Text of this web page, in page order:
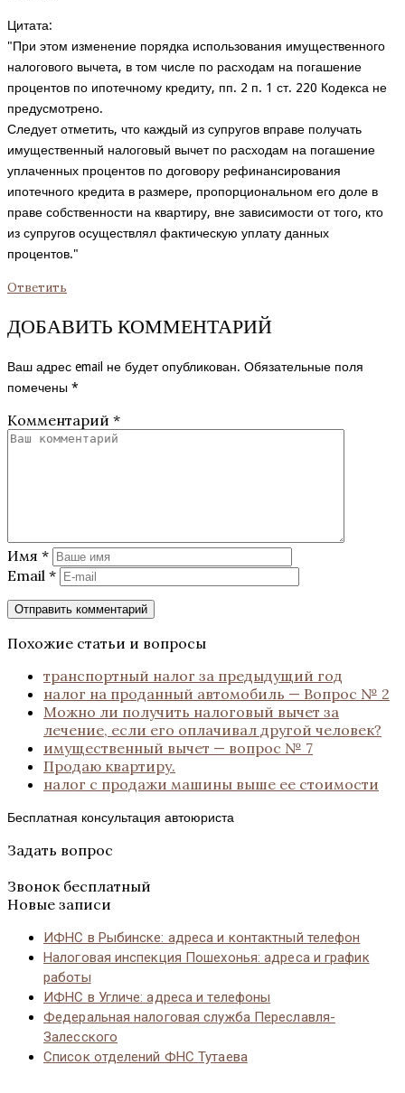
Цитата:
"При этом изменение порядка использования имущественного
налогового вычета, в том числе по расходам на погашение
процентов по ипотечному кредиту, пп. 2 п. 1 ст. 220 Кодекса не
предусмотрено.
Следует отметить, что каждый из супругов вправе получать
имущественный налоговый вычет по расходам на погашение
уплаченных процентов по договору рефинансирования
ипотечного кредита в размере, пропорциональном его доле в
праве собственности на квартиру, вне зависимости от того, кто
из супругов осуществлял фактическую уплату данных
процентов."
Ответить
ДОБАВИТЬ КОММЕНТАРИЙ
Ваш адрес email не будет опубликован. Обязательные поля
помечены *
Комментарий *
Имя *
Email *
Похожие статьи и вопросы
транспортный налог за предыдущий год
налог на проданный автомобиль — Вопрос № 2
Можно ли получить налоговый вычет за
лечение, если его оплачивал другой человек?
имущественный вычет — вопрос № 7
Продаю квартиру.
налог с продажи машины выше ее стоимости
Бесплатная консультация автоюриста
Задать вопрос
Звонок бесплатный
Новые записи
ИФНС в Рыбинске: адреса и контактный телефон
Налоговая инспекция Пошехонья: адреса и график
работы
ИФНС в Угличе: адреса и телефоны
Федеральная налоговая служба Переславля-
Залесского
Список отделений ФНС Тутаева